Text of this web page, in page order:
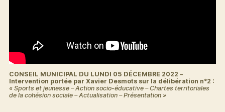
CONSEIL MUNICIPAL DU LUNDI 05 DÉCEMBRE 2022 –
Intervention portée par Xavier Desmots sur la délibération n°2 :
« Sports et jeunesse – Action socio-éducative – Chartes territoriales
de la cohésion sociale – Actualisation – Présentation »